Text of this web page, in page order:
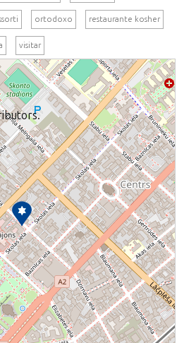
ortodoxo restaurante kosher
visitar